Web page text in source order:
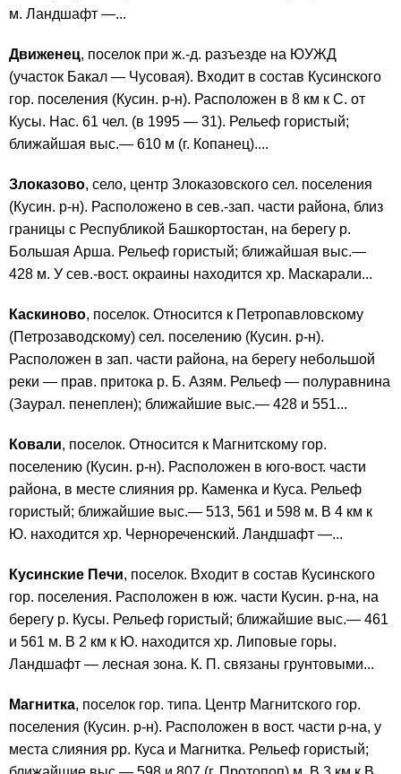
м. Ландшафт —...
Движенец, поселок при ж.-д. разъезде на ЮУЖД
(участок Бакал — Чусовая). Входит в состав Кусинского
гор. поселения (Кусин. р-н). Расположен в 8 км к С. от
Кусы. Нас. 61 чел. (в 1995 — 31). Рельеф гористый;
ближайшая выс.— 610 м (г. Копанец)....
Злоказово, село, центр Злоказовского сел. поселения
(Кусин. р-н). Расположено в сев.-зап. части района, близ
границы с Республикой Башкортостан, на берегу р.
Большая Арша. Рельеф гористый; ближайшая выс.—
428 м. У сев.-вост. окраины находится хр. Маскарали...
Каскиново, поселок. Относится к Петропавловскому
(Петрозаводскому) сел. поселению (Кусин. р-н).
Расположен в зап. части района, на берегу небольшой
реки — прав. притока р. Б. Азям. Рельеф — полуравнина
(Заурал. пенеплен); ближайшие выс.— 428 и 551...
Ковали, поселок. Относится к Магнитскому гор.
поселению (Кусин. р-н). Расположен в юго-вост. части
района, в месте слияния рр. Каменка и Куса. Рельеф
гористый; ближайшие выс.— 513, 561 и 598 м. В 4 км к
Ю. находится хр. Чернореченский. Ландшафт —...
Кусинские Печи, поселок. Входит в состав Кусинского
гор. поселения. Расположен в юж. части Кусин. р-на, на
берегу р. Кусы. Рельеф гористый; ближайшие выс.— 461
и 561 м. В 2 км к Ю. находится хр. Липовые горы.
Ландшафт — лесная зона. К. П. связаны грунтовыми...
Магнитка, поселок гор. типа. Центр Магнитского гор.
поселения (Кусин. р-н). Расположен в вост. части р-на, у
места слияния рр. Куса и Магнитка. Рельеф гористый;